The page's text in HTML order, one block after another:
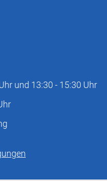
und 13:30 - 15:30 Uhr